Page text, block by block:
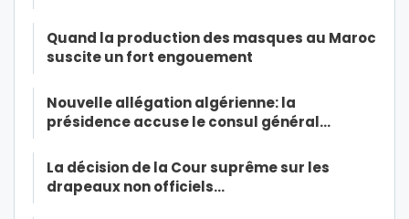
Quand la production des masques au Maroc
suscite un fort engouement
Nouvelle allégation algérienne: la
présidence accuse le consul général…
La décision de la Cour suprême sur les
drapeaux non officiels…